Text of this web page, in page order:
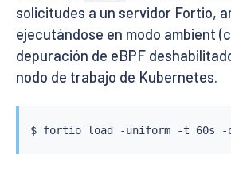
solicitudes a un servidor Fortio,
ejecutándose en modo ambient
depuración de eBPF
nodo de trabajo de Kubernetes.
$ fortio load -uniform -t 60s -